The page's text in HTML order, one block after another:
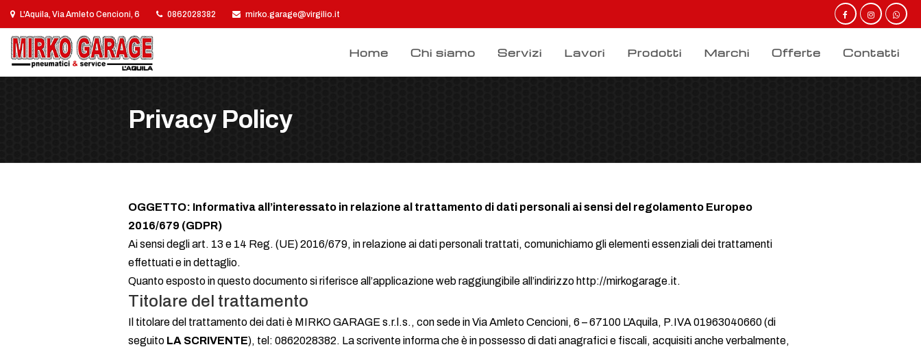
L'Aquila, Via Amleto Cencioni, 6 0862028382 mirko.garage@virgilio.it
Home Chi siamo Servizi Lavori Prodotti Marchi Offerte Contatti
Privacy Policy
OGGETTO: Informativa all’interessato in relazione al trattamento di dati personali ai sensi del regolamento Europeo
2016/679 (GDPR)
Ai sensi degli art. 13 e 14 Reg. (UE) 2016/679, in relazione ai dati personali trattati, comunichiamo gli elementi essenziali dei trattamenti
effettuati e in dettaglio.
Quanto esposto in questo documento si riferisce all’applicazione web raggiungibile all’indirizzo http://mirkogarage.it.
Titolare del trattamento
Il titolare del trattamento dei dati è MIRKO GARAGE s.r.l.s., con sede in Via Amleto Cencioni, 6 – 67100 L’Aquila, P.IVA 01963040660 (di
seguito LA SCRIVENTE), tel: 0862028382. La scrivente informa che è in possesso di dati anagrafici e fiscali, acquisiti anche verbalmente,